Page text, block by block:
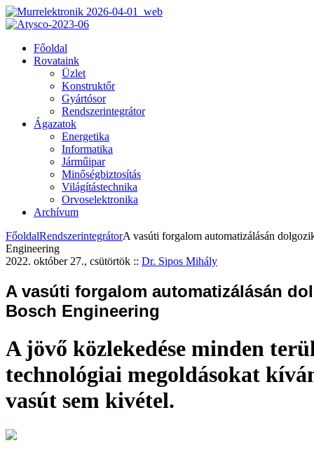
Főoldal
Rovataink
Üzlet
Konstruktőr
Gyártósor
Rendszerintegrátor
Ágazatok
Energetika
Informatika
Járműipar
Minőségbiztosítás
Világítástechnika
Orvoselektronika
Archívum
FőoldalRendszerintegrátorA vasúti forgalom automatizálásán
Engineering
2022. október 27., csütörtök :: Dr. Sipos Mihály
A vasúti forgalom automatizálásán
Bosch Engineering
A jövő közlekedése minden
technológiai megoldásokat
vasút sem kivétel.